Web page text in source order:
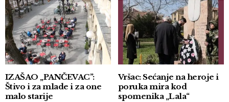
IZAŠAO „PANČEVAC”:
Štivo i za mlade i za one
malo starije
Vršac: Sećanje na heroje i
poruka mira kod
spomenika „Lala“